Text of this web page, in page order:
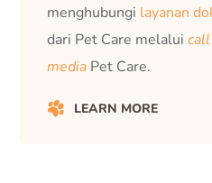
menghubungi layanan
dari Pet Care melalui
media Pet Care.
LEARN MORE